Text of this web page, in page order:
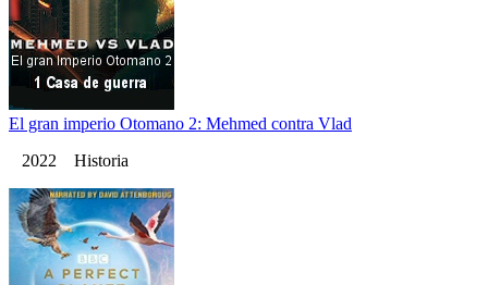
El gran imperio Otomano 2: Mehmed contra Vlad
2022 Historia